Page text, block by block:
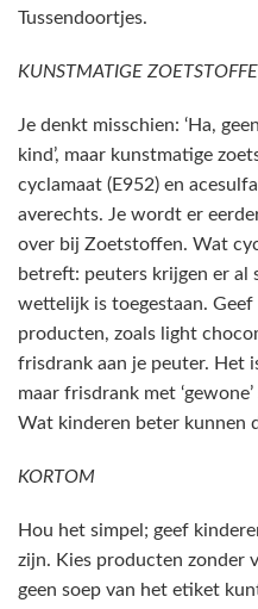
Tussendoortjes.
KUNSTMATIGE
Je denkt misschien: ‘Ha,
kind’, maar kunstmatige
cyclamaat (E952) en
averechts. Je wordt er
over bij Zoetstoffen. Wat
betreft: peuters krijgen er al
wettelijk is toegestaan.
producten, zoals light
frisdrank aan je peuter. Het
maar frisdrank met
Wat kinderen beter kunnen
KORTOM
Hou het simpel; geef
zijn. Kies producten zonder
geen soep van het etiket